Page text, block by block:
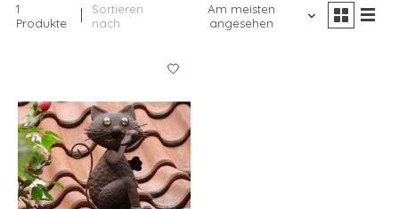
1
Produkte
Sortieren
nach
Am meisten
angesehen